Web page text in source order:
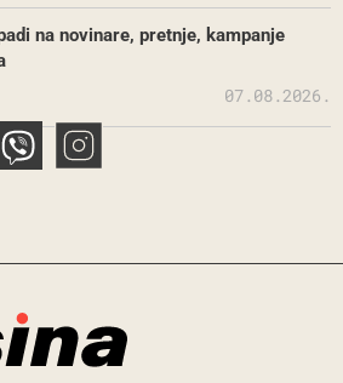
na novinare, pretnje, kampanje
07.08.2026.